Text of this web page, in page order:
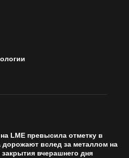
LME превысила отметку в
дорожают вслед за металлом на
закрытия вчерашнего дня